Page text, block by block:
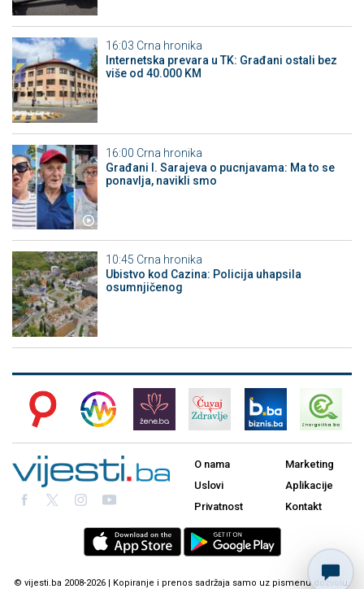
16:03 Crna hronika
Internetska prevara u TK: Građani ostali bez
više od 40.000 KM
16:00 Crna hronika
Građani I. Sarajeva o pucnjavama: Ma to se
ponavlja, navikli smo
10:45 Crna hronika
Ubistvo kod Cazina: Policija uhapsila
osumnjičenog
O nama
Uslovi
Privatnost
Marketing
Aplikacije
Kontakt
© vijesti.ba 2008-2026 | Kopiranje i prenos sadržaja samo uz pismenu dozvolu.